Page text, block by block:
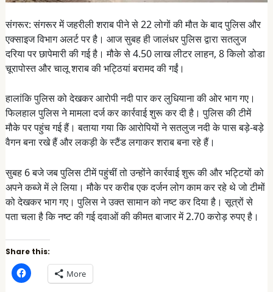
संगरूर: संगरूर में जहरीली शराब पीने से 22 लोगों की मौत के बाद पुलिस और
एक्साइज विभाग अलर्ट पर है। आज सुबह ही जालंधर पुलिस द्वारा सतलुज
दरिया पर छापेमारी की गई है। मौके से 4.50 लाख लीटर लाहन, 8 किलो डोडा
चूरापोस्त और चालू शराब की भट्ठियां बरामद की गईं।
हालांकि पुलिस को देखकर आरोपी नदी पार कर लुधियाना की ओर भाग गए।
फिलहाल पुलिस ने मामला दर्ज कर कार्रवाई शुरू कर दी है। पुलिस की टीमें
मौके पर पहुंच गई हैं। बताया गया कि आरोपियों ने सतलुज नदी के पास बड़े-बड़े
वैगन बना रखे हैं और लकड़ी के स्टैंड लगाकर शराब बना रहे हैं।
सुबह 6 बजे जब पुलिस टीमें पहुंचीं तो उन्होंने कार्रवाई शुरू की और भट्टियों को
अपने कब्जे में ले लिया। मौके पर करीब एक दर्जन लोग काम कर रहे थे जो टीमों
को देखकर भाग गए। पुलिस ने उक्त सामान को नष्ट कर दिया है। सूत्रों से
पता चला है कि नष्ट की गई दवाओं की कीमत बाजार में 2.70 करोड़ रुपए है।
Share this:
C
l More